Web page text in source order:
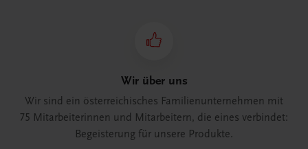
Wir über uns
Wir sind ein österreichisches Familienunternehmen mit
75 Mitarbeiterinnen und Mitarbeitern, die eines verbindet:
Begeisterung für unsere Produkte.